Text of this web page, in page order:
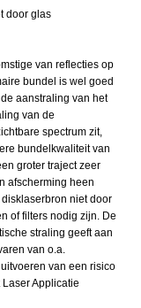
door glas
van reflecties op
bundel is wel goed
aanstraling van het
van de
spectrum zit,
bundelkwaliteit van
groter traject zeer
afscherming heen
niet door
of filters nodig zijn. De
straling geeft aan
van o.a.
van een risico
Applicatie